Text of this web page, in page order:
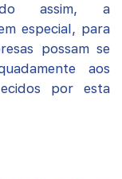
assim, a
especial, para
possam se
aos
por esta